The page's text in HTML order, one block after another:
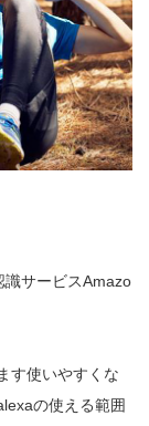
識サービスAmazo
す使いやすくな
の使える範囲